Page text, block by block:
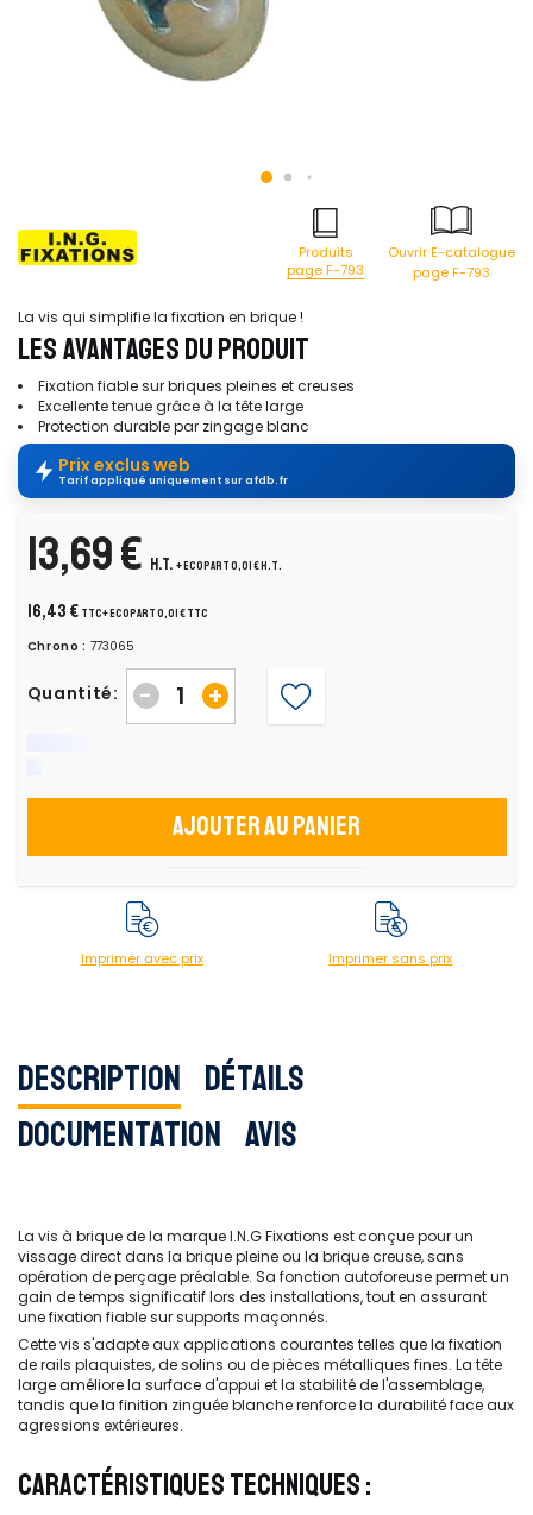
Produits
page F-793
Ouvrir E-catalogue
page F-793
La vis qui simplifie la fixation en brique !
LES AVANTAGES DU PRODUIT
Fixation fiable sur briques pleines et creuses
Excellente tenue grâce à la tête large
Protection durable par zingage blanc
Prix exclus web
Tarif appliqué uniquement sur afdb.fr
13,69 € H.T. + ecopart 0,01 € H.T.
16,43 € TTC+ ecopart 0,01 € TTC
Chrono : 773065
Quantité: +
-
Ajouter au panier
Imprimer avec prix Imprimer sans prix
Description Détails
Documentation Avis
La vis à brique de la marque I.N.G Fixations est conçue pour un
vissage direct dans la brique pleine ou la brique creuse, sans
opération de perçage préalable. Sa fonction autoforeuse permet un
gain de temps significatif lors des installations, tout en assurant
une fixation fiable sur supports maçonnés.
Cette vis s'adapte aux applications courantes telles que la fixation
de rails plaquistes, de solins ou de pièces métalliques fines. La tête
large améliore la surface d'appui et la stabilité de l'assemblage,
tandis que la finition zinguée blanche renforce la durabilité face aux
agressions extérieures.
CARACTÉRISTIQUES TECHNIQUES :